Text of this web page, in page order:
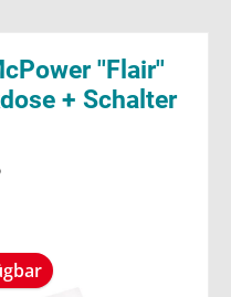
''Flair''
+ Schalter